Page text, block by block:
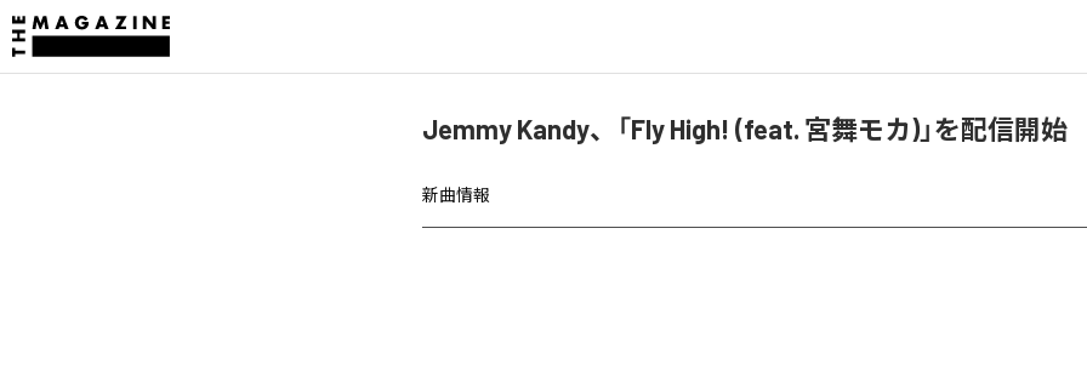
Jemmy Kandy、「Fly High! (feat. 宮舞モカ)」を配信開始
新曲情報